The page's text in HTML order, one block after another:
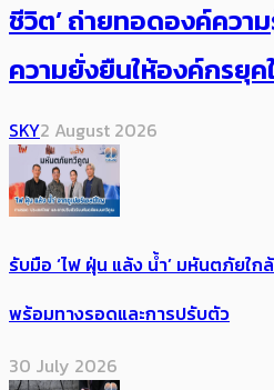
ชีวิต’ ถ่ายทอดองค์คว
ความยั่งยืนให้องค์กรยุค
SKY2 August 2026
รับมือ ‘ไฟ ฝุ่น แล้ง น้ำ’ มหันตภัยใก
พร้อมทางรอดและการปรับตัว
30 July 2026